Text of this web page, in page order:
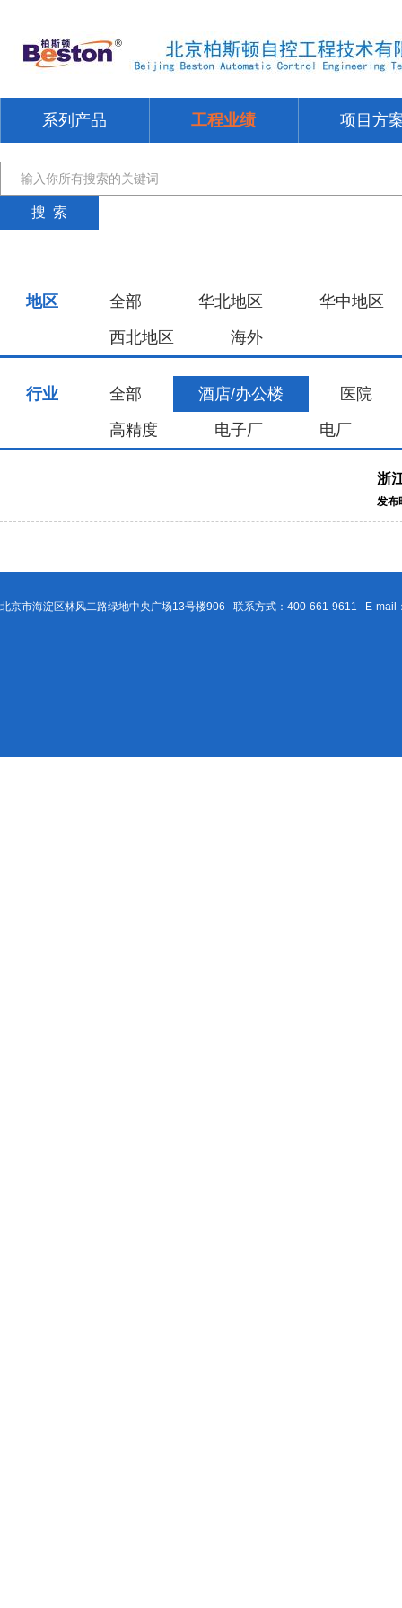
系列产品 工程业绩 项目方
地区 全部 华北地区
华中地区
西北地区
海外
行业 全部 酒店/办公楼
医院
高精度
电子厂 电厂
浙
发布
北京市海淀区林风二路绿地中央广场13号楼906 联系方式：400-661-9611 E-